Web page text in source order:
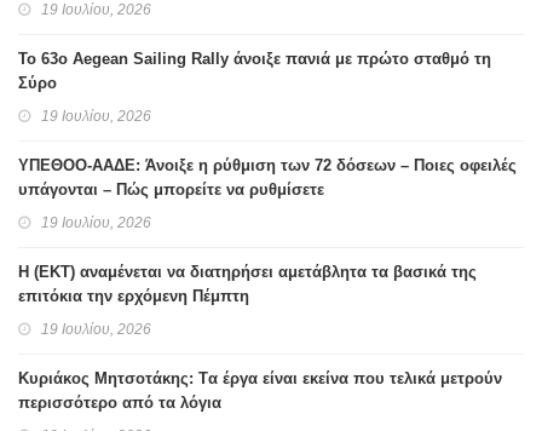
19 Ιουλίου, 2026
Το 63ο Aegean Sailing Rally άνοιξε πανιά με πρώτο σταθμό τη
Σύρο
19 Ιουλίου, 2026
ΥΠΕΘΟΟ-ΑΑΔΕ: Άνοιξε η ρύθμιση των 72 δόσεων – Ποιες οφειλές
υπάγονται – Πώς μπορείτε να ρυθμίσετε
19 Ιουλίου, 2026
H (ΕΚΤ) αναμένεται να διατηρήσει αμετάβλητα τα βασικά της
επιτόκια την ερχόμενη Πέμπτη
19 Ιουλίου, 2026
Κυριάκος Μητσοτάκης: Tα έργα είναι εκείνα που τελικά μετρούν
περισσότερο από τα λόγια